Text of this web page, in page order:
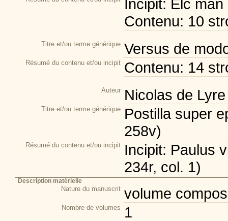
Incipit: Elc
Contenu: 10
Titre et/ou terme générique Versus de
Résumé du contenu et/ou incipit Contenu: 14
Auteur Nicolas de
Titre et/ou terme générique Postilla super
258v)
Résumé du contenu et/ou incipit Incipit: Paulus
234r, col. 1)
Description matérielle
Nature du manuscrit volume
Nombre de volumes 1